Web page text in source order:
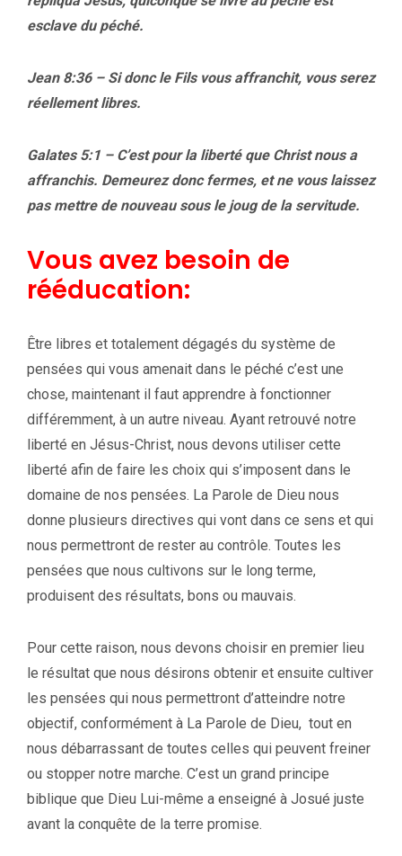
esclave du péché.
Jean 8:36 – Si donc le Fils vous affranchit, vous serez
réellement libres.
Galates 5:1 – C’est pour la liberté que Christ nous a
affranchis. Demeurez donc fermes, et ne vous laissez
pas mettre de nouveau sous le joug de la servitude.
Vous avez besoin de
rééducation:
Être libres et totalement dégagés du système de
pensées qui vous amenait dans le péché c’est une
chose, maintenant il faut apprendre à fonctionner
différemment, à un autre niveau. Ayant retrouvé notre
liberté en Jésus-Christ, nous devons utiliser cette
liberté afin de faire les choix qui s’imposent dans le
domaine de nos pensées. La Parole de Dieu nous
donne plusieurs directives qui vont dans ce sens et qui
nous permettront de rester au contrôle. Toutes les
pensées que nous cultivons sur le long terme,
produisent des résultats, bons ou mauvais.
Pour cette raison, nous devons choisir en premier lieu
le résultat que nous désirons obtenir et ensuite cultiver
les pensées qui nous permettront d’atteindre notre
objectif, conformément à La Parole de Dieu, tout en
nous débarrassant de toutes celles qui peuvent freiner
ou stopper notre marche. C’est un grand principe
biblique que Dieu Lui-même a enseigné à Josué juste
avant la conquête de la terre promise.